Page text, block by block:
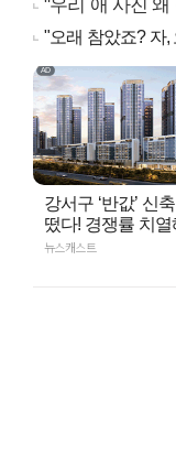
"우리 애 사진
"오래 참았죠? 자,
강서구 ‘반값’ 신
떴다! 경쟁률 치열
뉴스캐스트